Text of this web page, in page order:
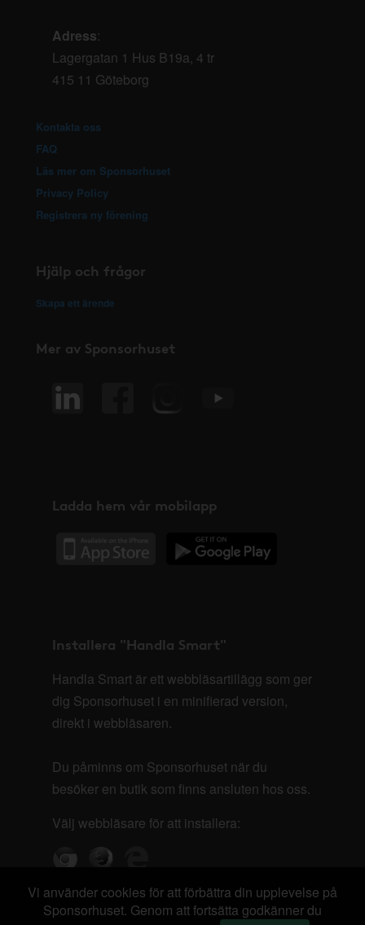
Adress:
Lagergatan 1 Hus B19a, 4 tr
415 11 Göteborg
Kontakta oss
FAQ
Läs mer om Sponsorhuset
Privacy Policy
Registrera ny förening
Hjälp och frågor
Skapa ett ärende
Mer av Sponsorhuset
Ladda hem vår mobilapp
Installera "Handla Smart"
Handla Smart är ett webbläsartillägg som ger
dig Sponsorhuset i en minifierad version,
direkt i webbläsaren.
Du påminns om Sponsorhuset när du
besöker en butik som finns ansluten hos oss.
Välj webbläsare för att installera:
Vi använder cookies för att förbättra din upplevelse på
Sponsorhuset. Genom att fortsätta godkänner du